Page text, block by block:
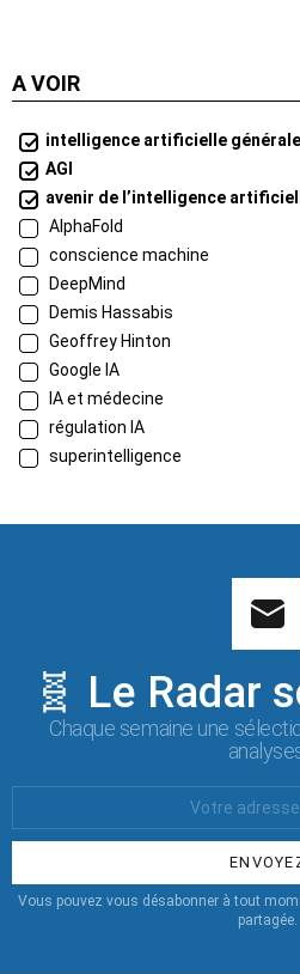
A VOIR
intelligence artificielle générale
AGI
avenir de l’intelligence
AlphaFold
conscience machine
DeepMind
Demis Hassabis
Geoffrey Hinton
Google IA
IA et médecine
régulation IA
superintelligence
🧬 Le Radar
Chaque semaine une
:
Vous pouvez vous désabonner à tout
partagée.